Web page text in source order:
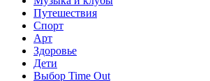
Путешествия
Спорт
Арт
Здоровье
Дети
Выбор Time Out